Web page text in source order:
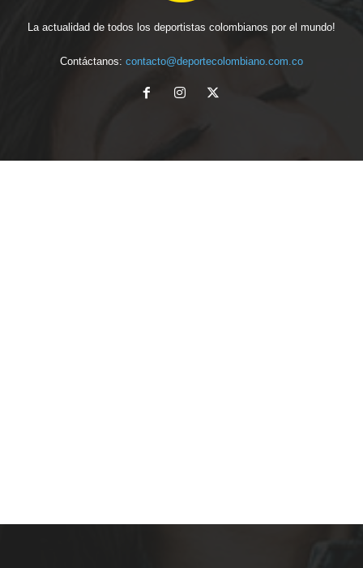
La actualidad de todos los deportistas colombianos por el mundo!
Contáctanos: contacto@deportecolombiano.com.co